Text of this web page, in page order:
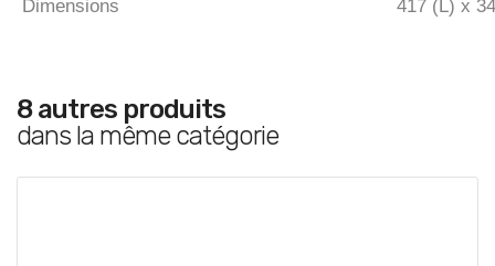
Dimensions 417 (L) x
8 autres produits
dans la même catégorie